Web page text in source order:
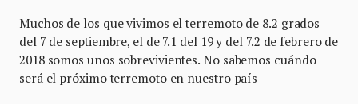
Muchos de los que vivimos el terremoto de 8.2 grados
del 7 de septiembre, el de 7.1 del 19 y del 7.2 de febrero de
2018 somos unos sobrevivientes. No sabemos cuándo
será el próximo terremoto en nuestro país